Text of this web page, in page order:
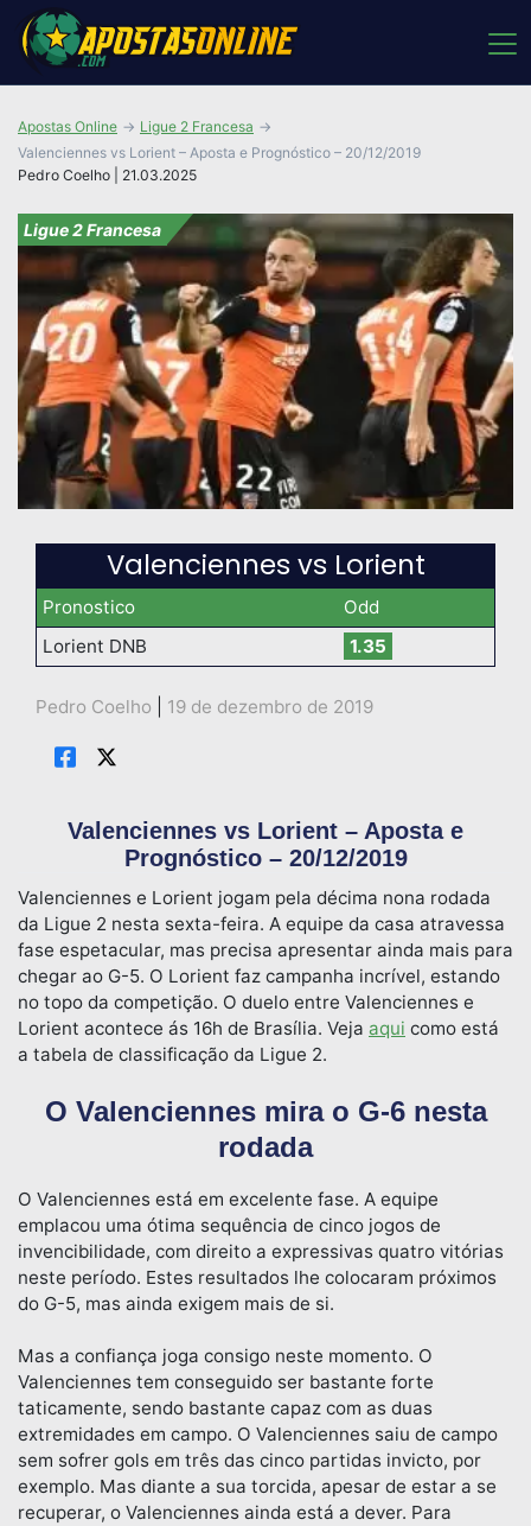
Pedro Coelho | 21.03.2025
Apostas Online
Ligue 2 Francesa
Valenciennes vs Lorient – Aposta e Prognóstico – 20/12/2019
Ligue 2 Francesa
Valenciennes vs Lorient
Pronostico
Odd
Lorient DNB
1.35
Pedro Coelho 19 de dezembro de 2019
Valenciennes vs Lorient – Aposta e
Prognóstico – 20/12/2019
Valenciennes e Lorient jogam pela décima nona rodada
da Ligue 2 nesta sexta-feira. A equipe da casa atravessa
fase espetacular, mas precisa apresentar ainda mais para
chegar ao G-5. O Lorient faz campanha incrível, estando
no topo da competição. O duelo entre Valenciennes e
Lorient acontece ás 16h de Brasília. Veja aqui como está
a tabela de classificação da Ligue 2.
O Valenciennes mira o G-6 nesta
rodada
O Valenciennes está em excelente fase. A equipe
emplacou uma ótima sequência de cinco jogos de
invencibilidade, com direito a expressivas quatro vitórias
neste período. Estes resultados lhe colocaram próximos
do G-5, mas ainda exigem mais de si.
Mas a confiança joga consigo neste momento. O
Valenciennes tem conseguido ser bastante forte
taticamente, sendo bastante capaz com as duas
extremidades em campo. O Valenciennes saiu de campo
sem sofrer gols em três das cinco partidas invicto, por
exemplo. Mas diante a sua torcida, apesar de estar a se
recuperar, o Valenciennes ainda está a dever. Para